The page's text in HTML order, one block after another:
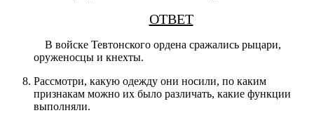
ОТВЕТ
В войске Тевтонского ордена сражались рыцари,
оруженосцы и кнехты.
Рассмотри, какую одежду они носили, по каким
признакам можно их было различать, какие функции
выполняли.